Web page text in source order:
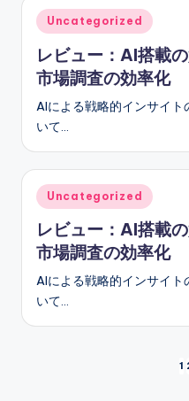
Posted
in
Uncategorized
レビュー：AI搭載
市場調査の効率化
AIによる戦略的インサイ
いて…
Posted
in
Uncategorized
レビュー：AI搭載
市場調査の効率化
AIによる戦略的インサイ
いて…
1